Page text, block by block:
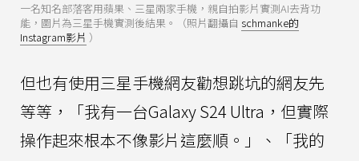
一名知名部落客用蘋果、三星兩家手機，親自拍影片實測AI去背功
能，圖片為三星手機實測後結果。（照片翻攝自 schmanke的
Instagram影片 ）
但也有使用三星手機網友勸想跳坑的網友先
等等，「我有一台Galaxy S24 Ultra，但實際
操作起來根本不像影片這麼順。」、「我的